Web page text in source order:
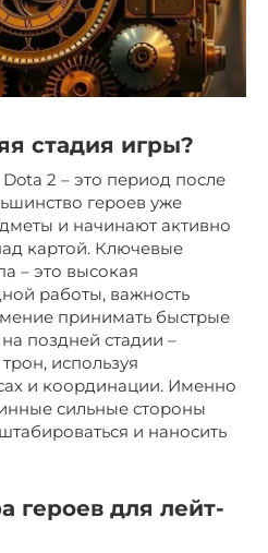
стадия игры?
2 – это период после
героев уже
и начинают активно
картой. Ключевые
– это высокая
работы, важность
принимать быстрые
поздней стадии –
используя
и координации. Именно
сильные стороны
и наносить
героев для лейт-